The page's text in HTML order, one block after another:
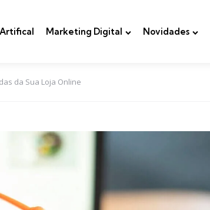
Marketing Digital Novidades
da Sua Loja Online